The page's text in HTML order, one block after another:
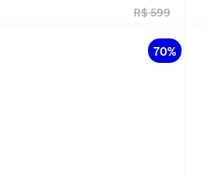
R$ 599
70%